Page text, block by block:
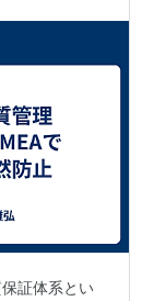
自動車は自動
れており、交
に大きく依存
グする必要が
証体系とい